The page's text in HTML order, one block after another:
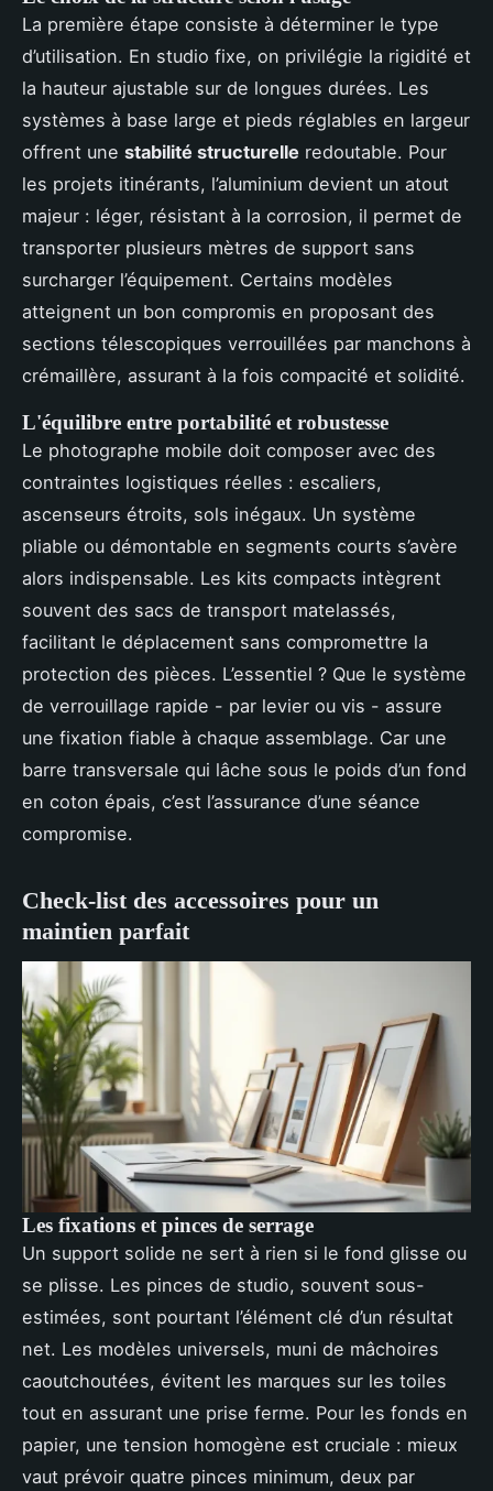
La première étape consiste à déterminer le type
d’utilisation. En studio fixe, on privilégie la rigidité et
la hauteur ajustable sur de longues durées. Les
systèmes à base large et pieds réglables en largeur
offrent une stabilité structurelle redoutable. Pour
les projets itinérants, l’aluminium devient un atout
majeur : léger, résistant à la corrosion, il permet de
transporter plusieurs mètres de support sans
surcharger l’équipement. Certains modèles
atteignent un bon compromis en proposant des
sections télescopiques verrouillées par manchons à
crémaillère, assurant à la fois compacité et solidité.
L'équilibre entre portabilité et robustesse
Le photographe mobile doit composer avec des
contraintes logistiques réelles : escaliers,
ascenseurs étroits, sols inégaux. Un système
pliable ou démontable en segments courts s’avère
alors indispensable. Les kits compacts intègrent
souvent des sacs de transport matelassés,
facilitant le déplacement sans compromettre la
protection des pièces. L’essentiel ? Que le système
de verrouillage rapide - par levier ou vis - assure
une fixation fiable à chaque assemblage. Car une
barre transversale qui lâche sous le poids d’un fond
en coton épais, c’est l’assurance d’une séance
compromise.
Check-list des accessoires pour un
maintien parfait
Les fixations et pinces de serrage
Un support solide ne sert à rien si le fond glisse ou
se plisse. Les pinces de studio, souvent sous-
estimées, sont pourtant l’élément clé d’un résultat
net. Les modèles universels, muni de mâchoires
caoutchoutées, évitent les marques sur les toiles
tout en assurant une prise ferme. Pour les fonds en
papier, une tension homogène est cruciale : mieux
vaut prévoir quatre pinces minimum, deux par